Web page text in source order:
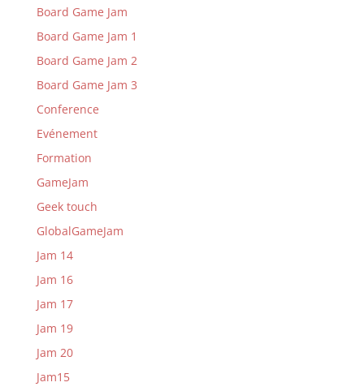
Board Game Jam
Board Game Jam 1
Board Game Jam 2
Board Game Jam 3
Conference
Evénement
Formation
GameJam
Geek touch
GlobalGameJam
Jam 14
Jam 16
Jam 17
Jam 19
Jam 20
Jam15